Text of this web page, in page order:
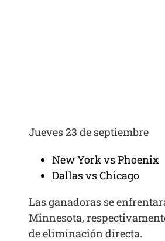
Jueves 23 de septiembre
New York vs Phoenix
Dallas vs Chicago
Las ganadoras se
Minnesota,
de eliminación directa.